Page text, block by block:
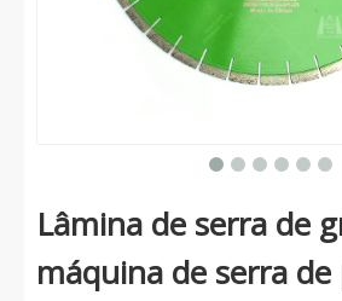
Lâmina de serra com tecnologia com padrão de diamante para corte de granito
Lâmina de serra de
máquina de serra